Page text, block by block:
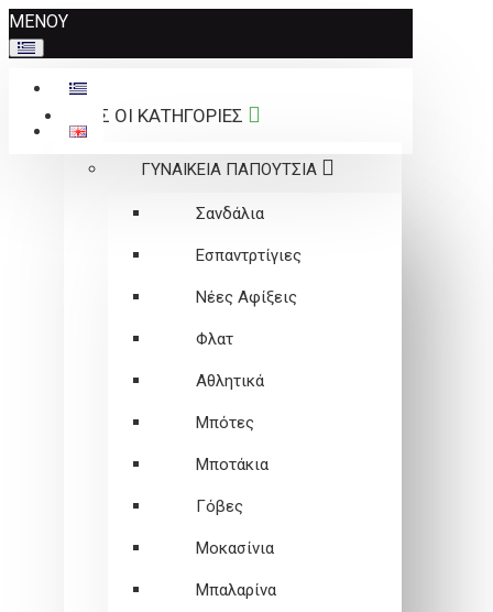
Σημείωση:
Αυτός
ο
ιστότοπος
περιλαμβάνει
ΜΕΝΟΥ
ΟΛΕΣ ΟΙ ΚΑΤΗΓΟΡΙΕΣ
ΓΥΝΑΙΚΕΙΑ ΠΑΠΟΥΤΣΙΑ
Σανδάλια
Εσπαντρτίγιες
Νέες Αφίξεις
Φλατ
Αθλητικά
Μπότες
Μποτάκια
Γόβες
Μοκασίνια
Μπαλαρίνα